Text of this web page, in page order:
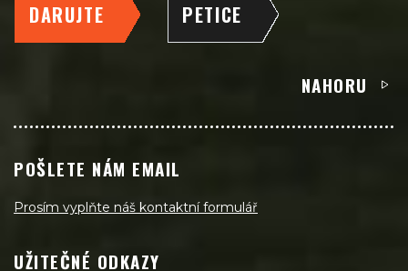
DARUJTE PETICE
NAHORU
POŠLETE NÁM EMAIL
Prosím vyplňte náš kontaktní formulář
UŽITEČNÉ ODKAZY